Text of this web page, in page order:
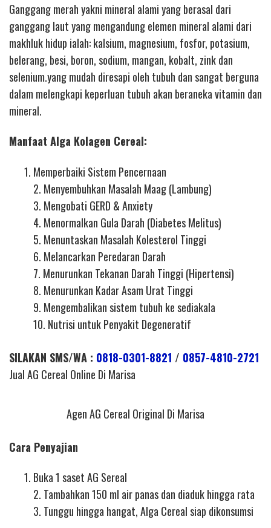
Ganggang merah yakni mineral alami yang berasal dari
ganggang laut yang mengandung elemen mineral alami dari
makhluk hidup ialah: kalsium, magnesium, fosfor, potasium,
belerang, besi, boron, sodium, mangan, kobalt, zink dan
selenium.yang mudah diresapi oleh tubuh dan sangat berguna
dalam melengkapi keperluan tubuh akan beraneka vitamin dan
mineral.
Manfaat Alga Kolagen Cereal:
Memperbaiki Sistem Pencernaan
2. Menyembuhkan Masalah Maag (Lambung)
3. Mengobati GERD & Anxiety
4. Menormalkan Gula Darah (Diabetes Melitus)
5. Menuntaskan Masalah Kolesterol Tinggi
6. Melancarkan Peredaran Darah
7. Menurunkan Tekanan Darah Tinggi (Hipertensi)
8. Menurunkan Kadar Asam Urat Tinggi
9. Mengembalikan sistem tubuh ke sediakala
10. Nutrisi untuk Penyakit Degeneratif
SILAKAN SMS/WA : 0818-0301-8821 / 0857-4810-2721
Jual AG Cereal Online Di Marisa
Agen AG Cereal Original Di Marisa
Cara Penyajian
Buka 1 saset AG Sereal
2. Tambahkan 150 ml air panas dan diaduk hingga rata
3. Tunggu hingga hangat, Alga Cereal siap dikonsumsi